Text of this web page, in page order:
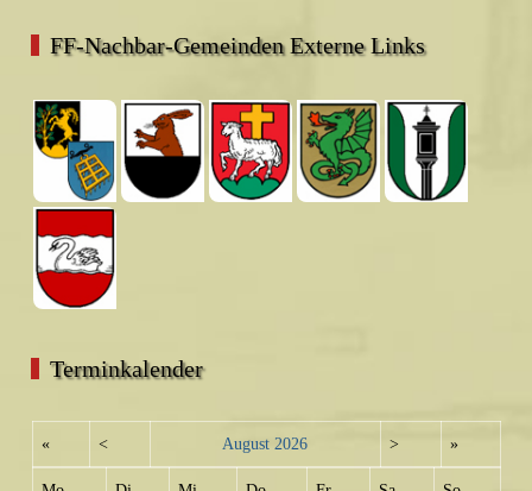
FF-Nachbar-Gemeinden Externe Links
Terminkalender
« < August 2026 > »